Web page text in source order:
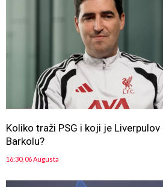
Koliko traži PSG i koji je Liverpulov
Barkolu?
16:30, 06 Augusta